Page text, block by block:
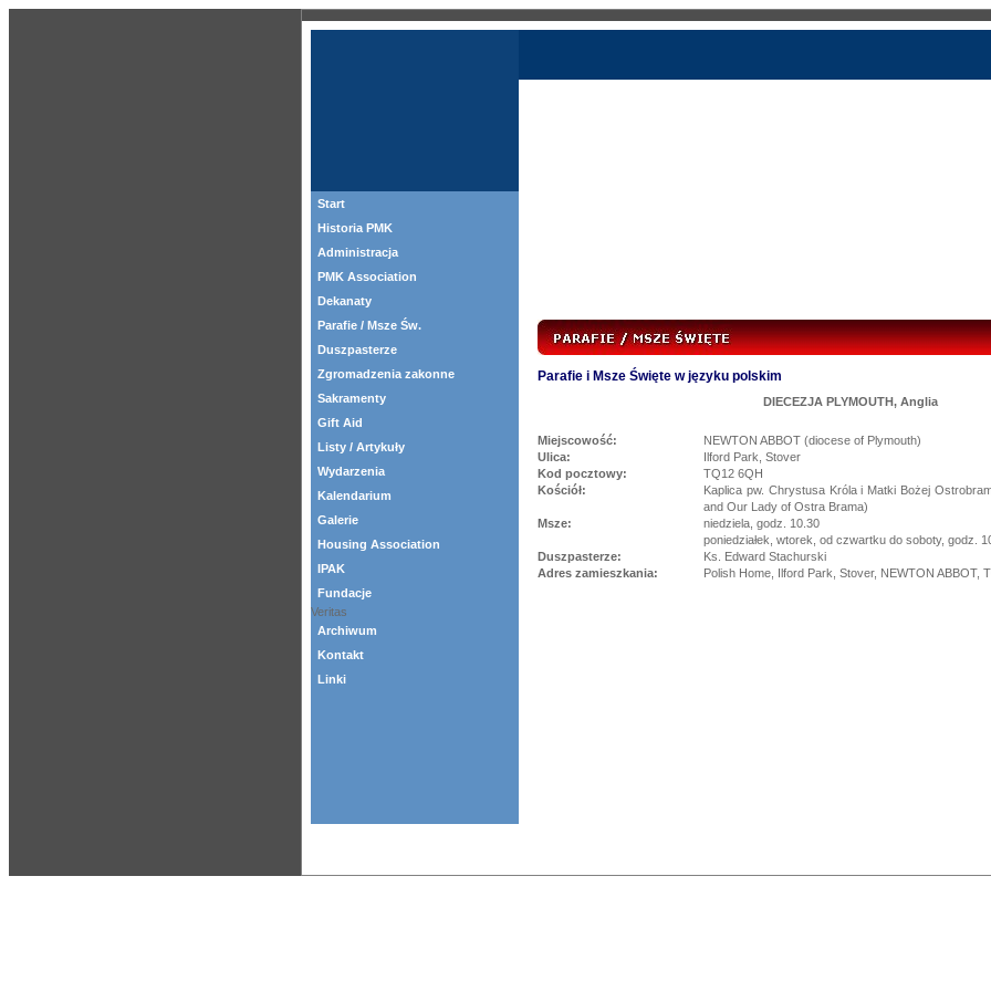
Start
Historia PMK
Administracja
PMK Association
Dekanaty
Parafie / Msze Św.
Duszpasterze
Zgromadzenia zakonne
Sakramenty
Gift Aid
Listy / Artykuły
Wydarzenia
Kalendarium
Galerie
Housing Association
IPAK
Fundacje
Veritas
Archiwum
Kontakt
Linki
Parafie i Msze Święte w języku polskim
DIECEZJA PLYMOUTH, Anglia
Miejscowość:
NEWTON ABBOT (diocese of Plymouth)
Ulica:
Ilford Park, Stover
Kod pocztowy:
TQ12 6QH
Kościół:
Kaplica pw. Chrystusa Króla i Matki Bożej
and Our Lady of Ostra Brama)
Msze:
niedziela, godz. 10.30
poniedziałek, wtorek, od czwartku do soboty, godz.
Duszpasterze:
Ks. Edward Stachurski
Adres zamieszkania:
Polish Home, Ilford Park, Stover, NEWTON ABBOT,